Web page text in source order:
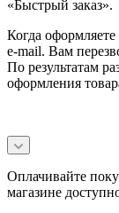
«Быстрый заказ».
Когда
e-mail. Вам
По результатам
оформления
Оплачивайте
магазине